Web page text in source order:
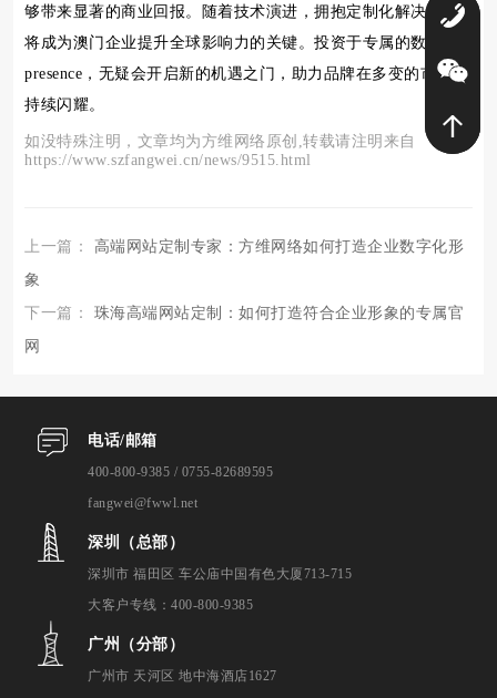
够带来显著的商业回报。随着技术演进，拥抱定制化解决方案
将成为澳门企业提升全球影响力的关键。投资于专属的数字化
presence，无疑会开启新的机遇之门，助力品牌在多变的市场中
持续闪耀。
如没特殊注明，文章均为方维网络原创,转载请注明来自
https://www.szfangwei.cn/news/9515.html
上一篇： 高端网站定制专家：方维网络如何打造企业数字化形
象
下一篇： 珠海高端网站定制：如何打造符合企业形象的专属官
网
电话/邮箱
400-800-9385 / 0755-82689595
fangwei@fwwl.net
深圳（总部）
深圳市 福田区 车公庙中国有色大厦713-715
大客户专线：400-800-9385
广州（分部）
广州市 天河区 地中海酒店1627